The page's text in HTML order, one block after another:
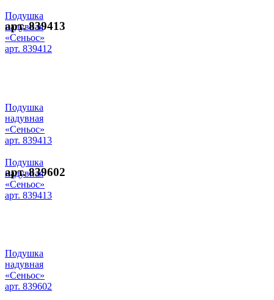
Подушка
надувная
«Сеньос»
арт. 839412
арт. 839413
Подушка
надувная
«Сеньос»
арт. 839413
Подушка
надувная
«Сеньос»
арт. 839413
арт. 839602
Подушка
надувная
«Сеньос»
арт. 839602